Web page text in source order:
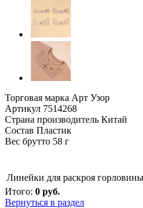
Торговая марка Арт Узор
Артикул 7514268
Страна производитель Китай
Состав Пластик
Вес брутто 58 г
Линейки для раскроя
Итого: 0 руб.
Вернуться в раздел